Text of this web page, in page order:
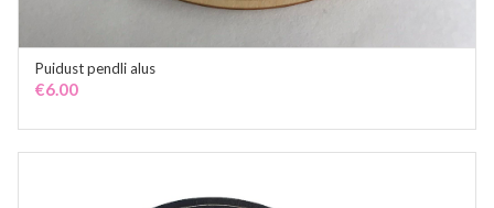
Puidust pendli alus
€6.00